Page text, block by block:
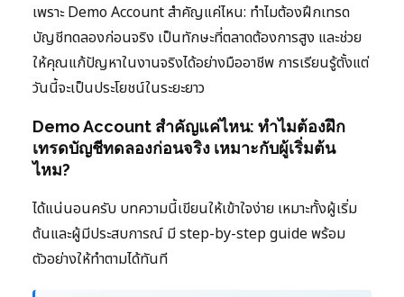
เพราะ Demo Account สำคัญแค่ไหน: ทำไมต้องฝึกเทรด
บัญชีทดลองก่อนจริง เป็นทักษะที่ตลาดต้องการสูง และช่วย
ให้คุณแก้ปัญหาในงานจริงได้อย่างมืออาชีพ การเรียนรู้ตั้งแต่
วันนี้จะเป็นประโยชน์ในระยะยาว
Demo Account สำคัญแค่ไหน: ทำไมต้องฝึก
เทรดบัญชีทดลองก่อนจริง เหมาะกับผู้เริ่มต้น
ไหม?
ได้แน่นอนครับ บทความนี้เขียนให้เข้าใจง่าย เหมาะทั้งผู้เริ่ม
ต้นและผู้มีประสบการณ์ มี step-by-step guide พร้อม
ตัวอย่างให้ทำตามได้ทันที